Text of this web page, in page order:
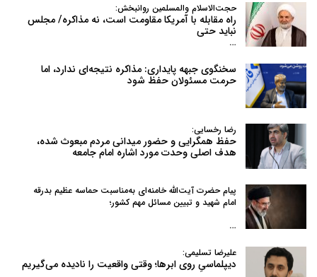
حجت‌الاسلام والمسلمین روانبخش:
راه مقابله با آمریکا مقاومت است، نه مذاکره/ مجلس
نباید حتی
…
سخنگوی جبهه پایداری: مذاکره نتیجه‌ای ندارد، اما
حرمت مسئولان حفظ شود
رضا رخسایی:
حفظ همگرایی و حضور میدانی مردم مبعوث شده،
هدف اصلی وحدت مورد اشاره امام جامعه
پیام حضرت آیت‌الله خامنه‌ای به‌مناسبت حماسه عظیم بدرقه
امام شهید و تبیین مسائل مهم کشور؛
…
علیرضا تسلیمی:
دیپلماسیِ روی ابرها؛ وقتی واقعیت را نادیده می‌گیریم